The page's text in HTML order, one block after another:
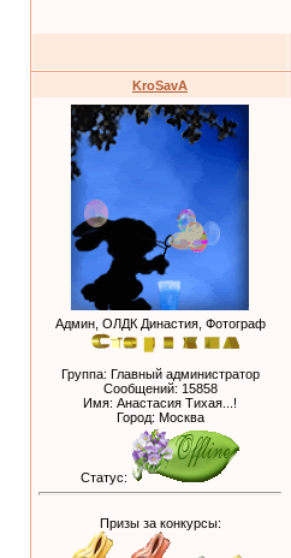
KroSavA
Админ, ОЛДК Династия, Фотограф
Группа: Главный администратор
Сообщений: 15858
Имя: Анастасия Тихая...!
Город: Москва
Статус:
Призы за конкурсы: